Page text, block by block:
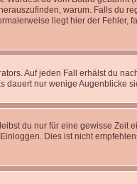
warum. Falls du
liegt hier der Fehler,
Auf jeden Fall erhälst du
dauert nur wenige Augenblicke
du nur für eine gewisse Zeit
Dies ist nicht